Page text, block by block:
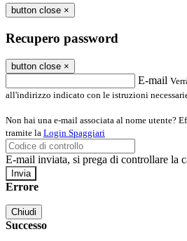
button close ×
Recupero password
button close ×
E-mail
all'indirizzo indicato con le istruzioni
Non hai una e-mail associata al nome utente?
tramite la Login Spaggiari
E-mail inviata, si prega di controllare la
Errore
Chiudi
Successo